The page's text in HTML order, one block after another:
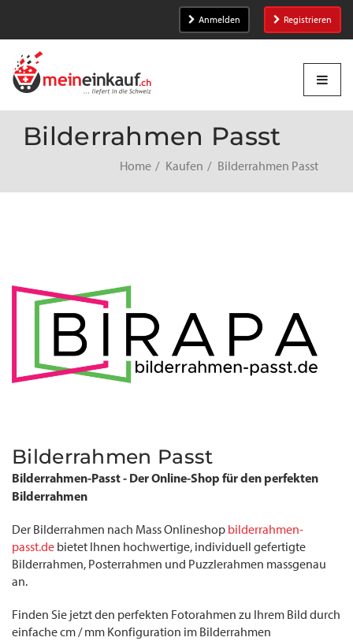
Anmelden Registrieren
Bilderrahmen Passt
Home Kaufen Bilderrahmen Passt
Bilderrahmen Passt
Bilderrahmen-Passt - Der Online-Shop für den perfekten
Bilderrahmen
Der Bilderrahmen nach Mass Onlineshop bilderrahmen-
passt.de bietet Ihnen hochwertige, individuell gefertigte
Bilderrahmen, Posterrahmen und Puzzlerahmen massgenau
an.
Finden Sie jetzt den perfekten Fotorahmen zu Ihrem Bild durch
einfache cm / mm Konfiguration im Bilderrahmen